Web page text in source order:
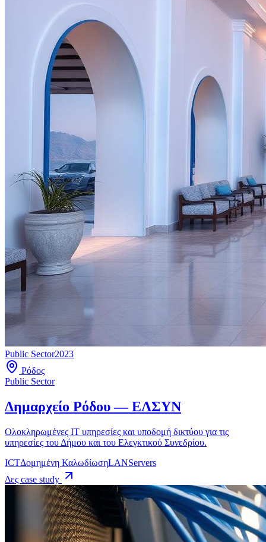
Public Sector2023
Ρόδος
Public Sector
Δημαρχείο Ρόδου — ΕΛΣΥΝ
Ολοκληρωμένες IT υπηρεσίες και υποδομή δικτύου για τις
υπηρεσίες του Δήμου και του Ελεγκτικού Συνεδρίου.
ICTΔομημένη ΚαλωδίωσηLANServers
Δες case study